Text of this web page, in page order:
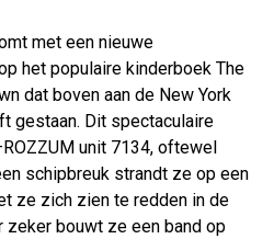
met een nieuwe
het populaire kinderboek The
dat boven aan de New York
gestaan. Dit spectaculaire
unit 7134, oftewel
schipbreuk strandt ze op een
ze zich zien te redden in de
zeker bouwt ze een band op